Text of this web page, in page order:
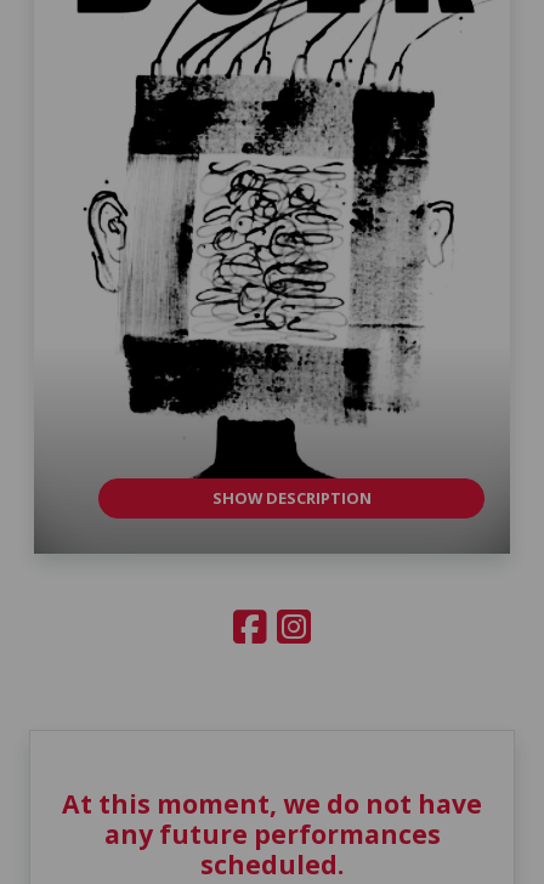
SHOW DESCRIPTION
At this moment, we do not have
any future performances
scheduled.